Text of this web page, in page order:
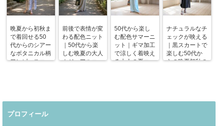
晩夏から初秋ま
で着回せる50
代からのシアー
なボタニカル柄
ワンピースコー
前後で表情が変
わる配色ニット
｜50代から楽
しむ晩夏の大人
カジュアルコー
50代から楽し
む配色サマーニ
ット｜ギマ加工
で涼しく着映え
る大人の夏コー
ナチュラルなチ
ェックが映える
｜黒スカートで
楽しむ50代か
らの晩夏初秋の
プロフィール